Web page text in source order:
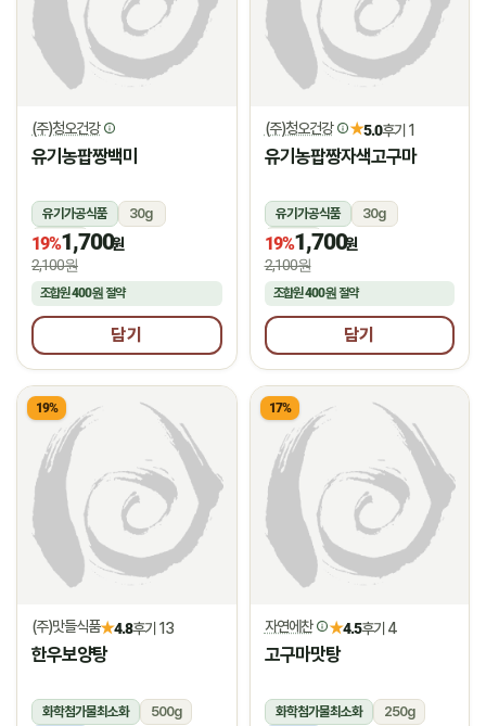
(주)청오건강
유기농팝짱백미
유기가공식품
30g
상온
19%1,700원
2,100원
조합원400원 절약
담기
(주)청오건강 ★5.0후기 1
유기농팝짱자색고구마
유기가공식품
30g
상온
19%1,700원
2,100원
조합원400원절약
담기
19%
(주)맛들식품★4.8후기 13
한우보양탕
화학첨가물최소화
500g
17%
자연에찬 ★4.5후기 4
고구마맛탕
화학첨가물최소화
250g